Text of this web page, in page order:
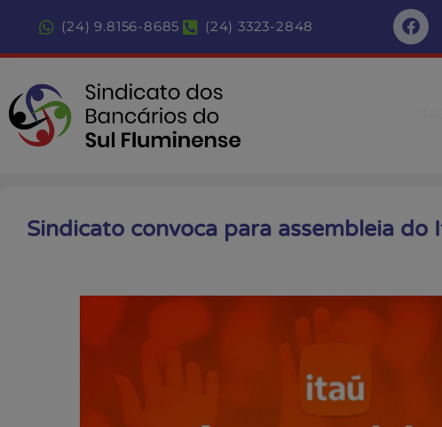
(24) 9.8156-8685 (24) 3323-2848
Sindicato convoca para assembleia do